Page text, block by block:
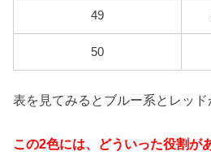
49
50
表を見てみるとブルー系とレッド
この2色には、どういった役割が